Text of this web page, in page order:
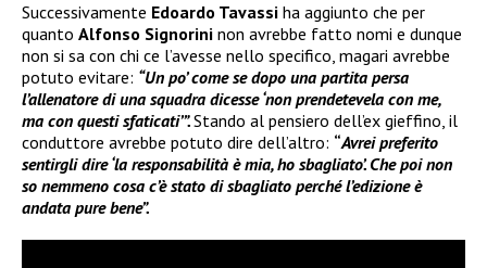
Successivamente Edoardo Tavassi ha aggiunto che per
quanto Alfonso Signorini non avrebbe fatto nomi e dunque
non si sa con chi ce l’avesse nello specifico, magari avrebbe
potuto evitare: “Un po’ come se dopo una partita persa
l’allenatore di una squadra dicesse ‘non prendetevela con me,
ma con questi sfaticati’”.Stando al pensiero dell’ex gieffino, il
conduttore avrebbe potuto dire dell’altro: “Avrei preferito
sentirgli dire ‘la responsabilità è mia, ho sbagliato’. Che poi non
so nemmeno cosa c’è stato di sbagliato perché l’edizione è
andata pure bene”.